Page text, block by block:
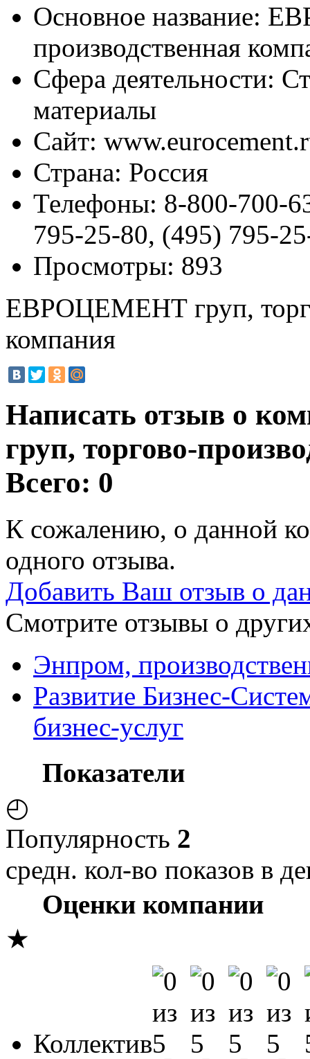
Основное название:
производственная
Сфера деятельности:
материалы
Сайт:
Страна: Россия
Телефоны: 8-800-700-
795-25-80, (495) 795-
Просмотры: 893
ЕВРОЦЕМЕНТ груп,
компания
Написать отзыв о
груп, торгово-
Всего: 0
К сожалению, о данной
одного отзыва.
Добавить Ваш отзыв о
Смотрите отзывы о
Энпром,
Развитие Бизнес-
бизнес-услуг
Показатели
◴
Популярность 2
средн. кол-во показов в
Оценки компании
★
Коллектив